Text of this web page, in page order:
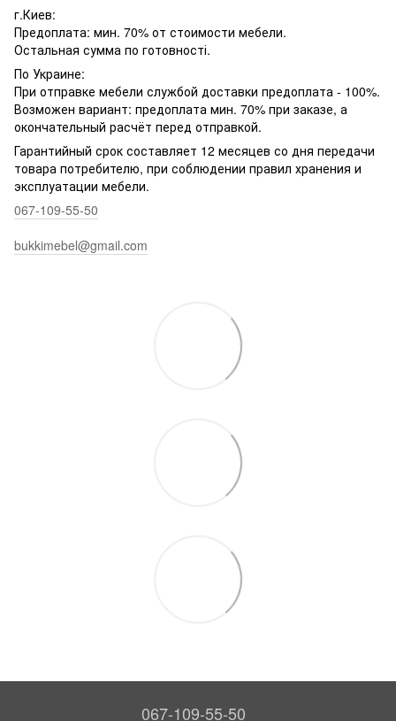
г.Киев:
Предоплата: мин. 70% от стоимости мебели.
Остальная сумма по готовності.
По Украине:
При отправке мебели службой доставки предоплата - 100%.
Возможен вариант: предоплата мин. 70% при заказе, а
окончательный расчёт перед отправкой.
Гарантийный срок составляет 12 месяцев со дня передачи
товара потребителю, при соблюдении правил хранения и
эксплуатации мебели.
067-109-55-50
bukkimebel@gmail.com
067-109-55-50